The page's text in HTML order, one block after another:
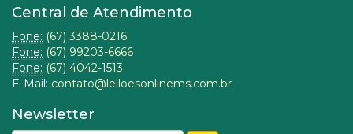
Central de Atendimento
Fone: (67) 3388-0216
Fone: (67) 99203-6666
Fone: (67) 4042-1513
E-Mail: contato@leiloesonlinems.com.br
Newsletter